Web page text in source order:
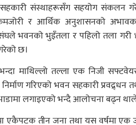
संस्थाहरूसँग सहयोग संकलन
र आर्थिक अनुशासनको
भवनको भुइँतला र पहिलो तला गरी
छ।
माथिल्लो तल्ला एक निजी
निर्माण गरिएको भवन सहकारी
लगाइएको भन्दै आलोचना बढ्न
एकैपटक तीन जना तथा यस वर्षमा एक